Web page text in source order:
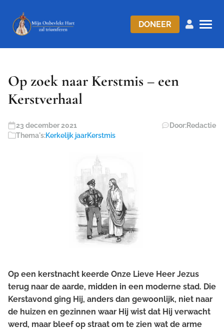
DONEER
Op zoek naar Kerstmis – een
Kerstverhaal
23 december 2021 Door:Redactie
Thema's:Kerkelijk jaarKerstmis
Op een kerstnacht keerde Onze Lieve Heer Jezus
terug naar de aarde, midden in een moderne stad. Die
Kerstavond ging Hij, anders dan gewoonlijk, niet naar
de huizen en gezinnen waar Hij wist dat Hij verwacht
werd, maar bleef op straat om te zien wat de arme